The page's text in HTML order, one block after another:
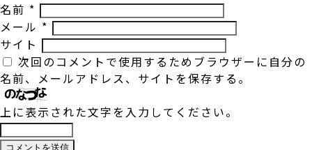
名前 *
メール *
サイト
次回のコメントで使用するためブラウザーに自分の
名前、メールアドレス、サイトを保存する。
上に表示された文字を入力してください。